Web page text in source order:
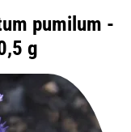
pumilum -
g